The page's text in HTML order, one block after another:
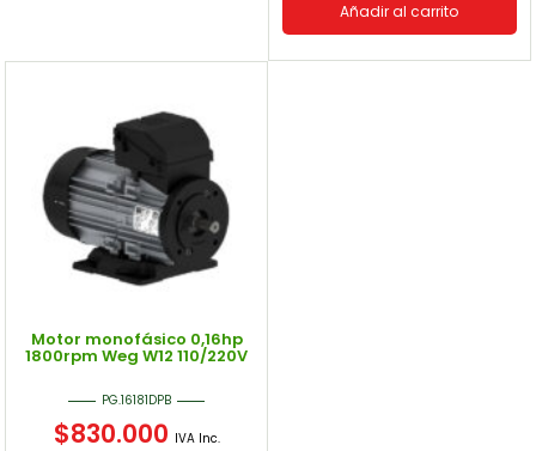
Añadir al carrito
Motor monofásico 0,16hp
1800rpm Weg W12 110/220V
PG.16181DPB
$830.000 IVA Inc.